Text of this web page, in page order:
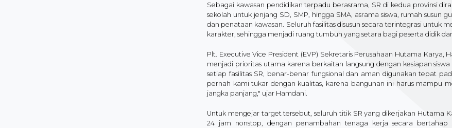
Sebagai kawasan pendidikan terpadu berasrama, SR di kedua provinsi
sekolah untuk jenjang SD, SMP, hingga SMA, asrama siswa, rumah susun
dan penataan kawasan. Seluruh fasilitas disusun secara terintegrasi untuk
karakter, sehingga menjadi ruang tumbuh yang setara bagi peserta didik
Plt. Executive Vice President (EVP) Sekretaris Perusahaan Hutama
menjadi prioritas utama karena berkaitan langsung dengan kesiapan
setiap fasilitas SR, benar-benar fungsional dan aman digunakan tepat
pernah kami tukar dengan kualitas, karena bangunan ini harus mampu
jangka panjang," ujar Hamdani.
Untuk mengejar target tersebut, seluruh titik SR yang dikerjakan Hutama
24 jam nonstop, dengan penambahan tenaga kerja secara